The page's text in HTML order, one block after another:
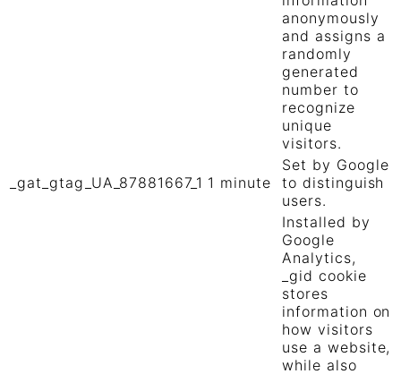
anonymously
and assigns a
randomly
generated
number to
recognize
unique
visitors.
_gat_gtag_UA_87881667_1 1 minute
Set by Google
to distinguish
users.
Installed by
Google
Analytics,
_gid cookie
stores
information on
how visitors
use a website,
while also